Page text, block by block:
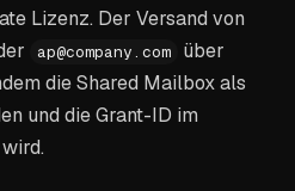
Lizenz. Der Versand von
ap@company.com
über
die Shared Mailbox als
und die Grant-ID im